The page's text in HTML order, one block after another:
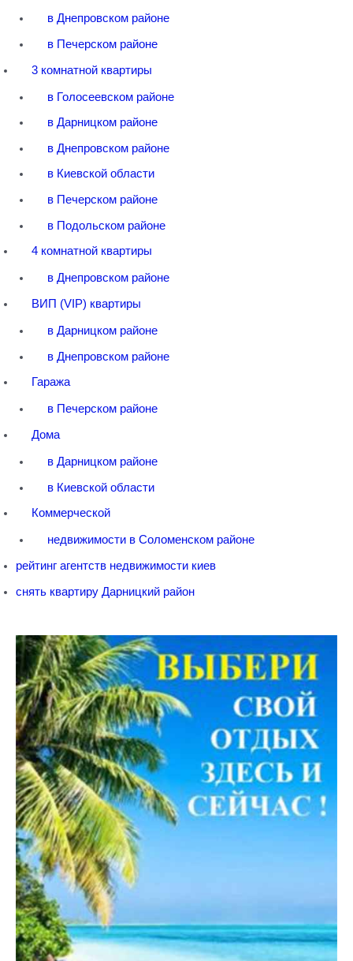
в Днепровском районе
в Печерском районе
3 комнатной квартиры
в Голосеевском районе
в Дарницком районе
в Днепровском районе
в Киевской области
в Печерском районе
в Подольском районе
4 комнатной квартиры
в Днепровском районе
ВИП (VIP) квартиры
в Дарницком районе
в Днепровском районе
Гаража
в Печерском районе
Дома
в Дарницком районе
в Киевской области
Коммерческой
недвижимости в Соломенском районе
рейтинг агентств недвижимости киев
снять квартиру Дарницкий район